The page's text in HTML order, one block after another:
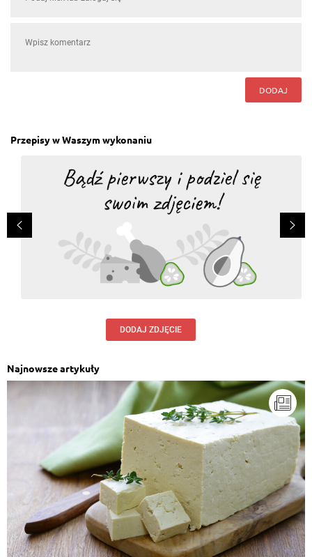
DODAJ
Przepisy w Waszym wykonaniu
DODAJ ZDJĘCIE
Najnowsze artykuły